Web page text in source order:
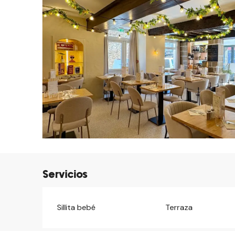
Servicios
Sillita bebé Terraza